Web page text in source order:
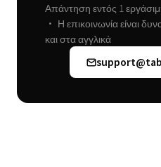
Απάντηση εντός 1
• Η επικοινωνία είναι
και στα αγγλικά